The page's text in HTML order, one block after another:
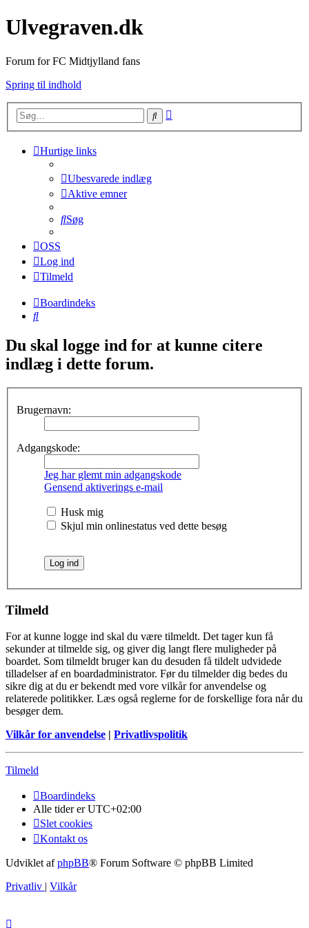
Ulvegraven.dk
Forum for FC Midtjylland fans
Spring til indhold
Søg
Hurtige links
Ubesvarede indlæg
Aktive emner
Søg
OSS
Log ind
Tilmeld
Boardindeks
Søg
Du skal logge ind for at kunne citere
indlæg i dette forum.
Brugernavn:
Adgangskode:
Jeg har glemt min adgangskode
Gensend aktiverings e-mail
Husk mig
Skjul min onlinestatus ved dette besøg
Tilmeld
For at kunne logge ind skal du være tilmeldt. Det tager kun få
sekunder at tilmelde sig, og giver dig langt flere muligheder på
boardet. Som tilmeldt bruger kan du desuden få tildelt udvidede
tilladelser af en boardadministrator. Før du tilmelder dig bedes du
sikre dig at du er bekendt med vore vilkår for anvendelse og
relaterede politikker. Læs også reglerne for de forskellige fora når du
besøger dem.
Vilkår for anvendelse | Privatlivspolitik
Tilmeld
Boardindeks
Alle tider erUTC+02:00
Slet cookies
Kontakt os
Udviklet afphpBB® Forum Software © phpBB Limited
Privatliv | Vilkår